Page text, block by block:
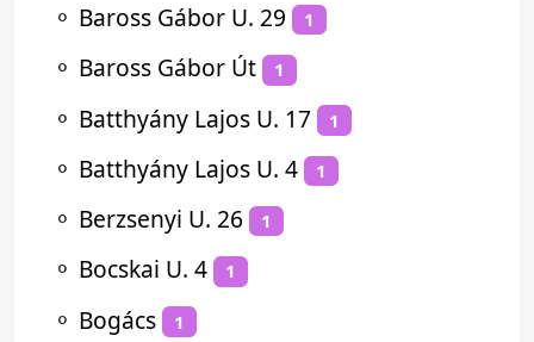
⚬ Baross Gábor U. 29 1
⚬ Baross Gábor Út 1
⚬ Batthyány Lajos U. 17 1
⚬ Batthyány Lajos U. 4 1
⚬ Berzsenyi U. 26 1
⚬ Bocskai U. 4 1
⚬ Bogács 1